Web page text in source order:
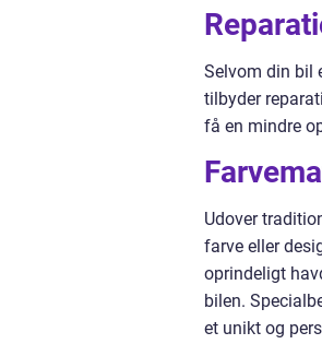
Selvom din bil
tilbyder
få en mindre
Udover
farve eller
oprindeligt
bilen.
et unikt og